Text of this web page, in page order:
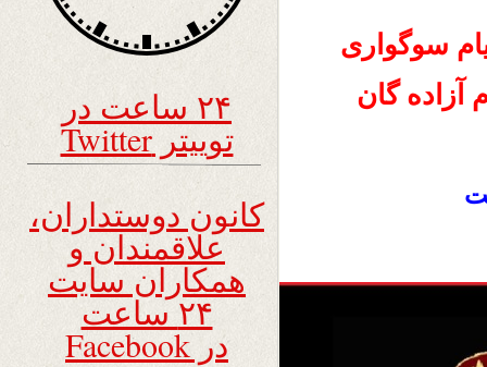
سوگواری
گان
۲۴ ساعت در
توییتر Twitter
کانون دوستداران،
علاقمندان و
همکاران سایت
۲۴ ساعت
در Facebook